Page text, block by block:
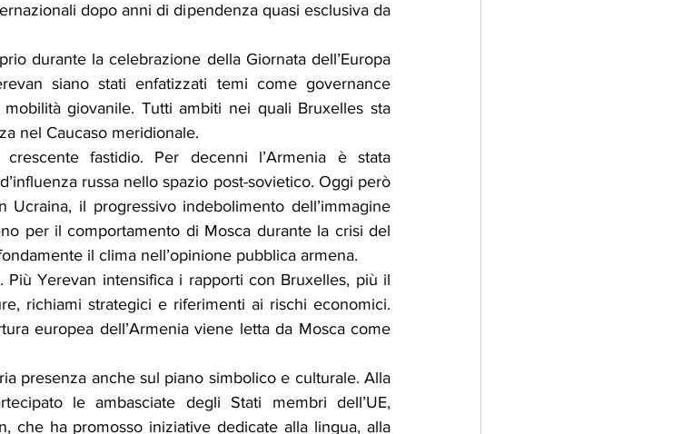
dopo anni di dipendenza quasi esclusiva da
durante la celebrazione della Giornata dell’Europa
siano stati enfatizzati temi come governance
giovanile. Tutti ambiti nei quali Bruxelles sta
nel Caucaso meridionale.
fastidio. Per decenni l’Armenia è stata
russa nello spazio post-sovietico. Oggi però
il progressivo indebolimento dell’immagine
per il comportamento di Mosca durante la crisi del
il clima nell’opinione pubblica armena.
Yerevan intensifica i rapporti con Bruxelles, più il
richiami strategici e riferimenti ai rischi economici.
europea dell’Armenia viene letta da Mosca come
presenza anche sul piano simbolico e culturale. Alla
le ambasciate degli Stati membri dell’UE,
che ha promosso iniziative dedicate alla lingua, alla